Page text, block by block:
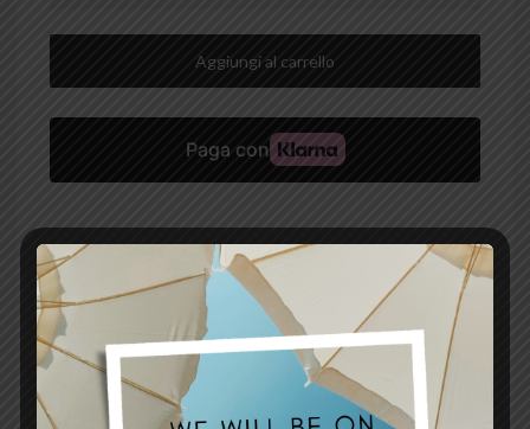
Aggiungi al carrello
Aggiungi al confronto
Aggiungi ai preferiti
TI PIACEREBBE PERSONALIZZARE ANCORA DI PIÙ LA
TUA SEAT COVER?